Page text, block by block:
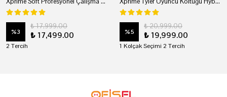
%3
₺ 17,999.00
₺ 17,499.00
2 Tercih
%5
₺ 20,999.00
₺ 19,999.00
1 Kolçak Seçimi 2 Tercih